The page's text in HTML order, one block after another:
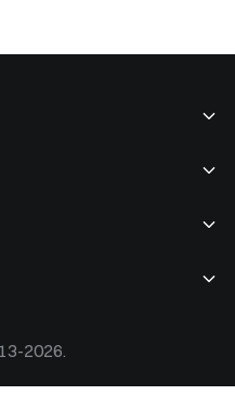
2026.